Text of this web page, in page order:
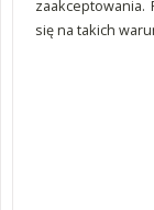
się na takich